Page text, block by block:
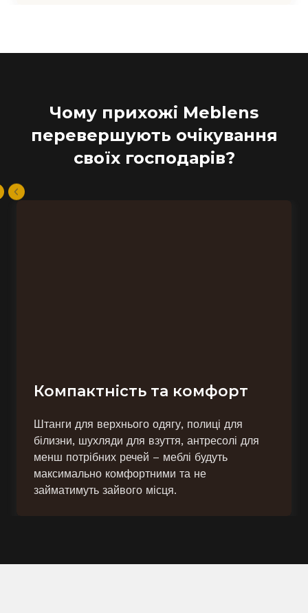
Чому прихожі Meblens
перевершують очікування
своїх господарів?
Компактність та комфорт
Штанги для верхнього одягу, полиці для
білизни, шухляди для взуття, антресолі для
менш потрібних речей – меблі будуть
максимально комфортними та не
займатимуть зайвого місця.